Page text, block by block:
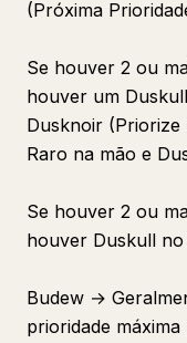
(Próxima
Se houver 2 ou
houver um
Dusknoir
Raro na mão e
Se houver 2 ou
houver Duskull
Budew →
prioridade